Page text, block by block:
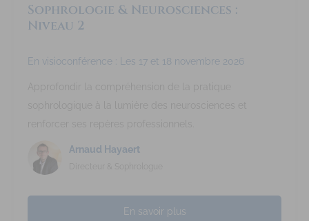
Sophrologie & Neurosciences :
Niveau 2
En visioconférence : Les 17 et 18 novembre 2026
Arnaud Hayaert
En savoir plus